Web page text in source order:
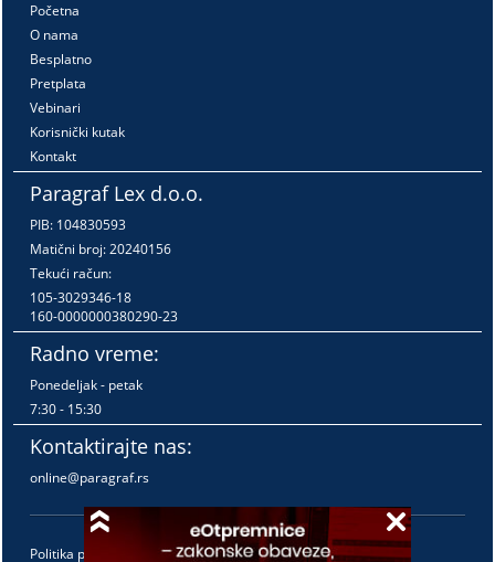
Početna
O nama
Besplatno
Pretplata
Vebinari
Korisnički kutak
Kontakt
Paragraf Lex d.o.o.
PIB: 104830593
Matični broj: 20240156
Tekući račun:
105-3029346-18
160-0000000380290-23
Radno vreme:
Ponedeljak - petak
7:30 - 15:30
Kontaktirajte nas:
online@paragraf.rs
Politika privatnosti